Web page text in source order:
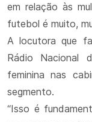
em relação às
futebol é muito,
A locutora que
Rádio Nacional
feminina nas
segmento.
“Isso é